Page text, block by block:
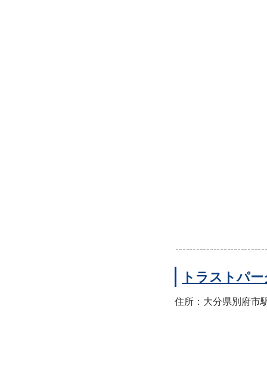
トラストパ
住所：大分県別府市